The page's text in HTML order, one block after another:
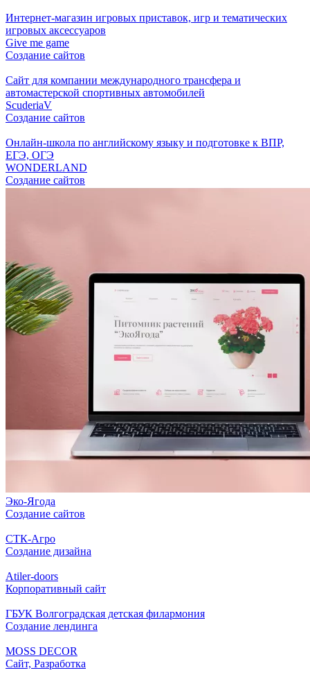
Интернет-магазин игровых приставок, игр и тематических
игровых аксессуаров
Give me game
Создание сайтов
Сайт для компании международного трансфера и
автомастерской спортивных автомобилей
ScuderiaV
Создание сайтов
Онлайн-школа по английскому языку и подготовке к ВПР,
ЕГЭ, ОГЭ
WONDERLAND
Создание сайтов
Эко-Ягода
Создание сайтов
СТК-Агро
Создание дизайна
Atiler-doors
Корпоративный сайт
ГБУК Волгоградская детская филармония
Создание лендинга
MOSS DECOR
Сайт, Разработка